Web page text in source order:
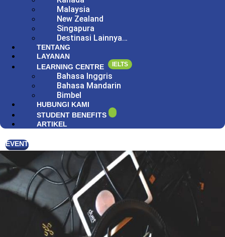
Malaysia
New Zealand
Singapura
Destinasi Lainnya…
TENTANG
LAYANAN
LEARNING CENTRE
IELTS
Bahasa Inggris
Bahasa Mandarin
Bimbel
HUBUNGI KAMI
STUDENT BENEFITS
ARTIKEL
EVENT